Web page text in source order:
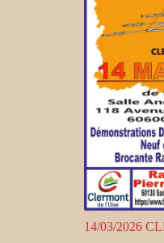
14/03/2026